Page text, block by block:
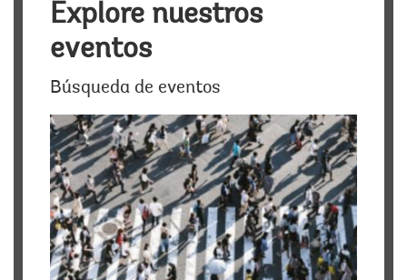
Explore nuestros
eventos
Búsqueda de eventos